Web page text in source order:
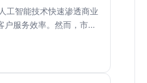
工智能技术快速渗透商业
服务效率。然而，市面